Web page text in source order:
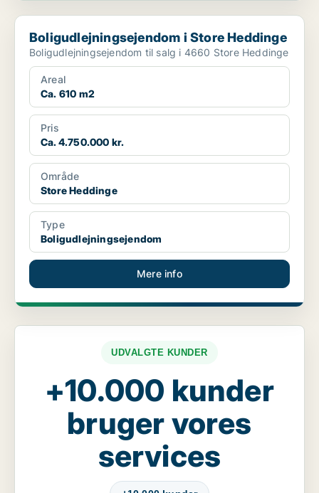
Boligudlejningsejendom i Store Heddinge
Boligudlejningsejendom i Store Heddinge
Boligudlejningsejendom til salg i 4660 Store Heddinge
Areal
Ca. 610 m2
Pris
Ca. 4.750.000 kr.
Område
Store Heddinge
Type
Boligudlejningsejendom
Mere info
UDVALGTE KUNDER
+10.000 kunder
bruger vores
services